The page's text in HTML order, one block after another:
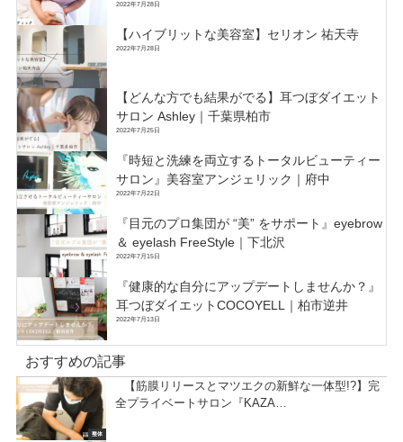
2022年7月28日
【ハイブリットな美容室】セリオン 祐天寺
2022年7月28日
【どんな方でも結果がでる】耳つぼダイエット
サロン Ashley｜千葉県柏市
2022年7月25日
『時短と洗練を両立するトータルビューティー
サロン』美容室アンジェリック｜府中
2022年7月22日
『目元のプロ集団が “美” をサポート』eyebrow
＆ eyelash FreeStyle｜下北沢
2022年7月15日
『健康的な自分にアップデートしませんか？』
耳つぼダイエットCOCOYELL｜柏市逆井
2022年7月13日
おすすめの記事
整体
【筋膜リリースとマツエクの新鮮な一体型!?】完
全プライベートサロン『KAZA…